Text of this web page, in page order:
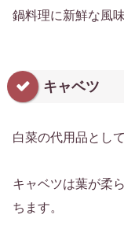
鍋料理に新鮮な風
キャベツ
白菜の代用品とし
キャベツは葉が柔
ちます。